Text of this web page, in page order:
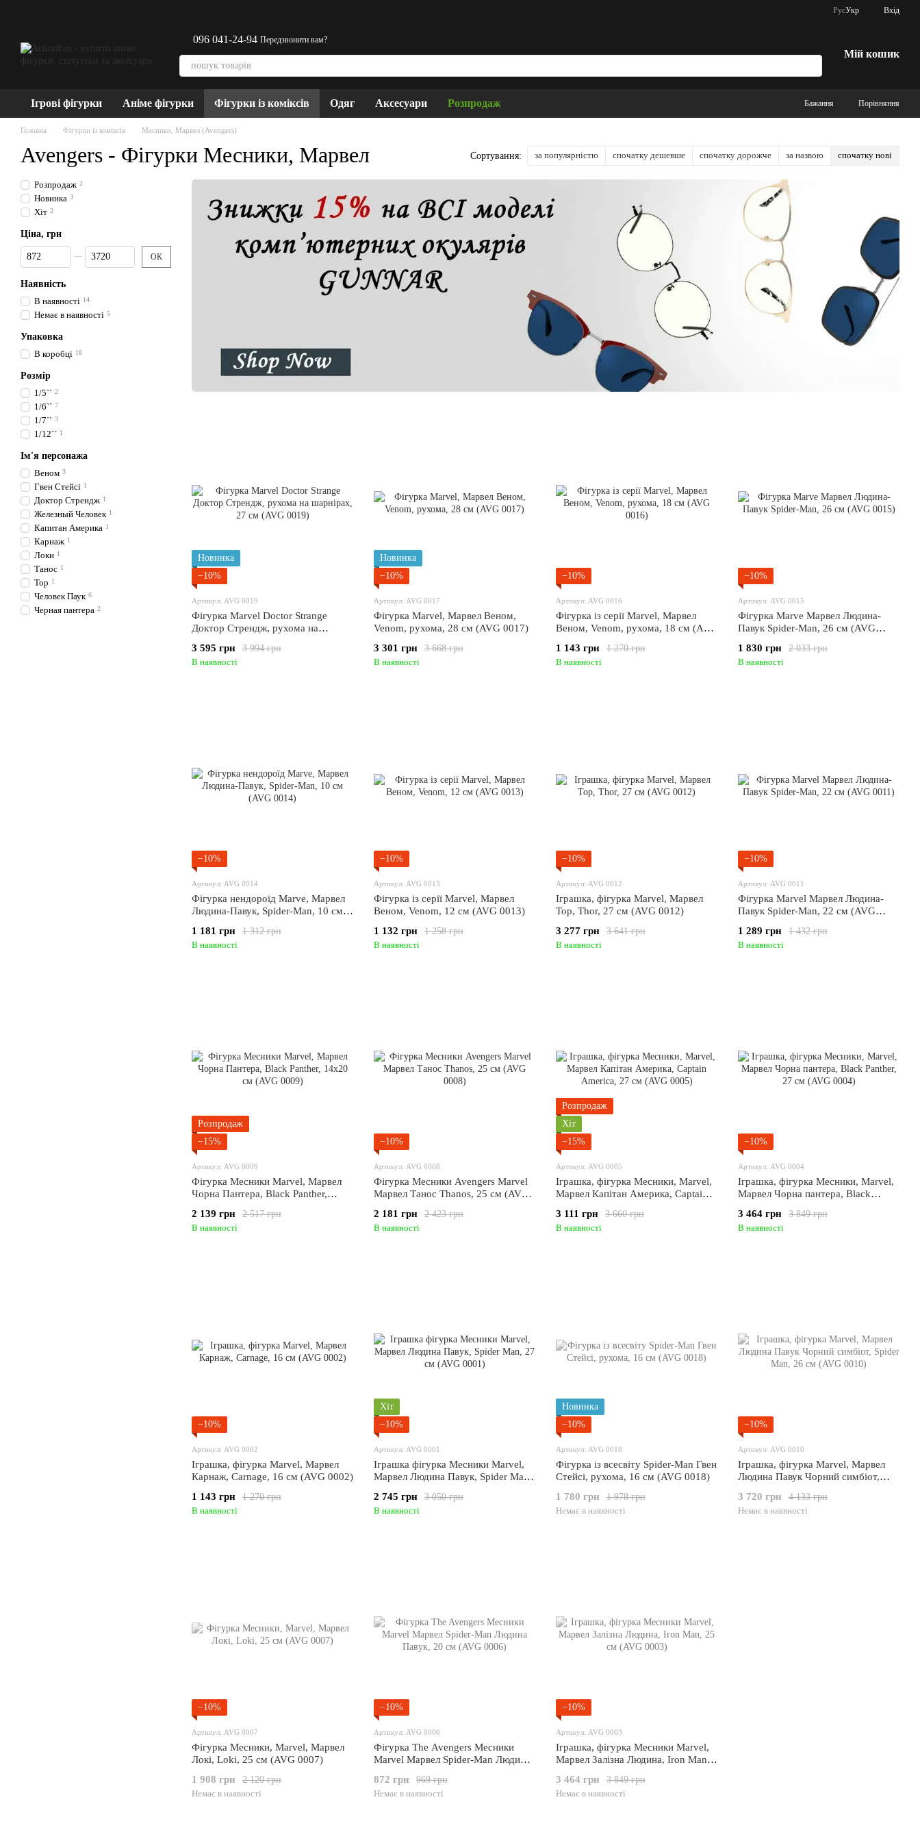
РусУкр Вхід
096 041-24-94 Передзвонити вам?
Мій кошик
Ігрові фігурки Аніме фігурки Фігурки із коміксів Одяг Аксесуари Розпродаж Бажання Порівняння
Головна Фігурки із коміксів Месники, Марвел (Avengers)
Avengers - Фігурки Месники, Марвел Сортування: за популярністю спочатку дешевше спочатку дорожче за назвою спочатку нові
Новинка
−10%
Артикул: AVG 0019
Фігурка Marvel Doctor Strange
Доктор Стрендж, рухома на
3 994 грн
3 595 грн
В наявності
Новинка
−10%
Артикул: AVG 0017
Фігурка Marvel, Марвел Веном,
Venom, рухома, 28 см (AVG 0017)
3 668 грн
3 301 грн
В наявності
−10%
Артикул: AVG 0016
Фігурка із серії Marvel, Марвел
Веном, Venom, рухома, 18 см (AVG
1 270 грн
1 143 грн
В наявності
−10%
Артикул: AVG 0015
Фігурка Marve Марвел Людина-
Павук Spider-Man, 26 см (AVG
2 033 грн
1 830 грн
В наявності
−10%
Артикул: AVG 0014
Фігурка нендороїд Marve, Марвел
Людина-Павук, Spider-Man, 10 см
1 312 грн
1 181 грн
В наявності
−10%
Артикул: AVG 0013
Фігурка із серії Marvel, Марвел
Веном, Venom, 12 см (AVG 0013)
1 258 грн
1 132 грн
В наявності
−10%
Артикул: AVG 0012
Іграшка, фігурка Marvel, Марвел
Тор, Thor, 27 см (AVG 0012)
3 641 грн
3 277 грн
В наявності
−10%
Артикул: AVG 0011
Фігурка Marvel Марвел Людина-
Павук Spider-Man, 22 см (AVG
1 432 грн
1 289 грн
В наявності
Розпродаж
−15%
Артикул: AVG 0009
Фігурка Месники Marvel, Марвел
Чорна Пантера, Black Panther,
2 517 грн
2 139 грн
В наявності
−10%
Артикул: AVG 0008
Фігурка Месники Avengers Marvel
Марвел Танос Thanos, 25 см (AVG
2 423 грн
2 181 грн
В наявності
Розпродаж
Хіт
−15%
Артикул: AVG 0005
Іграшка, фігурка Месники, Marvel,
Марвел Капітан Америка, Captain
3 660 грн
3 111 грн
В наявності
−10%
Артикул: AVG 0004
Іграшка, фігурка Месники, Marvel,
Марвел Чорна пантера, Black
3 849 грн
3 464 грн
В наявності
−10%
Артикул: AVG 0002
Іграшка, фігурка Marvel, Марвел
Карнаж, Сarnage, 16 см (AVG 0002)
1 270 грн
1 143 грн
В наявності
Хіт
−10%
Артикул: AVG 0001
Іграшка фігурка Месники Marvel,
Марвел Людина Павук, Spider Man,
3 050 грн
2 745 грн
В наявності
Новинка
−10%
Артикул: AVG 0018
Фігурка із всесвіту Spider-Man Гвен
Стейсі, рухома, 16 см (AVG 0018)
1 978 грн
1 780 грн
Немає в наявності
−10%
Артикул: AVG 0010
Іграшка, фігурка Marvel, Марвел
Людина Павук Чорний симбіот,
4 133 грн
3 720 грн
Немає в наявності
−10%
Артикул: AVG 0007
Фігурка Месники, Marvel, Марвел
Локі, Loki, 25 см (AVG 0007)
2 120 грн
1 908 грн
Немає в наявності
−10%
Артикул: AVG 0006
Фігурка The Avengers Месники
Marvel Марвел Spider-Man Людина
969 грн
872 грн
Немає в наявності
−10%
Артикул: AVG 0003
Іграшка, фігурка Месники Marvel,
Марвел Залізна Людина, Iron Man,
3 849 грн
3 464 грн
Немає в наявності
Розпродаж 2
Новинка 3
Хіт 2
Ціна, грн
Від Ціна, грн
До Ціна, грн
ОК
Наявність
В наявності 14
Немає в наявності 5
Упаковка
В коробці 18
Розмір
1/5`` 2
1/6`` 7
1/7`` 3
1/12`` 1
Ім'я персонажа
Веном 3
Гвен Стейсі 1
Доктор Стрендж 1
Железный Человек 1
Капитан Америка 1
Карнаж 1
Локи 1
Танос 1
Тор 1
Человек Паук 6
Черная пантера 2